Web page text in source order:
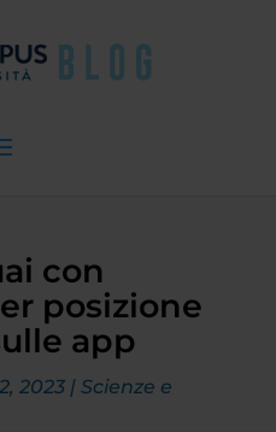
con
posizione
app
2023| Scienze e